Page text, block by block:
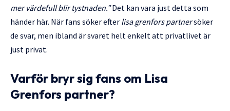
mer värdefull blir tystnaden.”Det kan vara just detta som
händer här. När fans söker efter lisa grenfors partnersöker
de svar, men ibland är svaret helt enkelt att privatlivet är
just privat.
Varför bryr sig fans om Lisa
Grenfors partner?